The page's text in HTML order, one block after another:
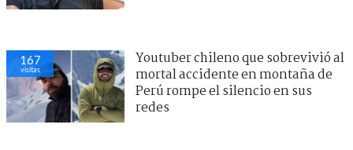
167
visitas
Youtuber chileno que sobrevivió al
mortal accidente en montaña de
Perú rompe el silencio en sus
redes